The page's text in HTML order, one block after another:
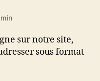
sur notre site,
sous format